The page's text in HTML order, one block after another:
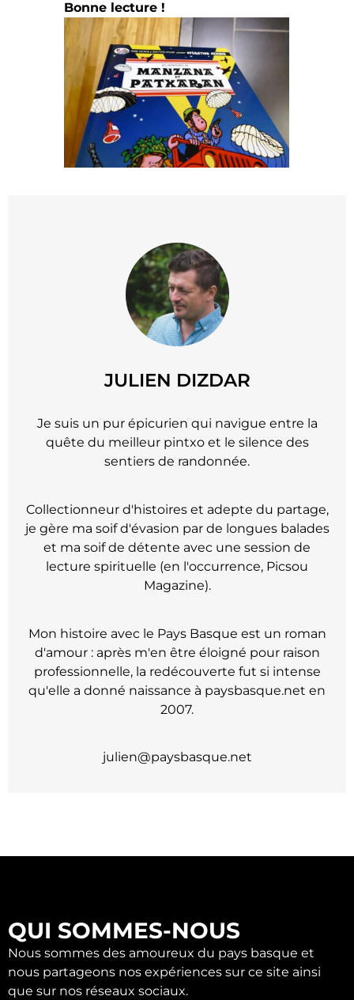
JULIEN DIZDAR
Je suis un pur épicurien qui navigue entre la
quête du meilleur pintxo et le silence des
sentiers de randonnée.
Collectionneur d'histoires et adepte du partage,
je gère ma soif d'évasion par de longues balades
et ma soif de détente avec une session de
lecture spirituelle (en l'occurrence, Picsou
Magazine).
Mon histoire avec le Pays Basque est un roman
d'amour : après m'en être éloigné pour raison
professionnelle, la redécouverte fut si intense
qu'elle a donné naissance à paysbasque.net en
2007.
julien@paysbasque.net
Bonne lecture !
QUI SOMMES-NOUS
Nous sommes des amoureux du pays basque et
nous partageons nos expériences sur ce site ainsi
que sur nos réseaux sociaux.